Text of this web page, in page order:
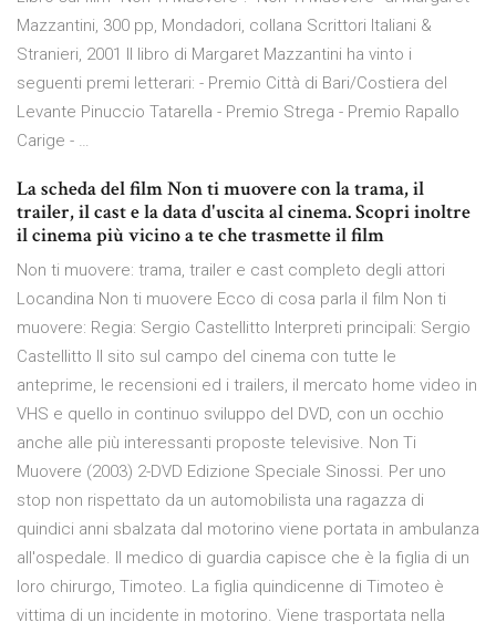
Mazzantini, 300 pp, Mondadori, collana Scrittori Italiani &
Stranieri, 2001 Il libro di Margaret Mazzantini ha vinto i
seguenti premi letterari: - Premio Città di Bari/Costiera del
Levante Pinuccio Tatarella - Premio Strega - Premio Rapallo
Carige - …
La scheda del film Non ti muovere con la trama, il
trailer, il cast e la data d'uscita al cinema. Scopri inoltre
il cinema più vicino a te che trasmette il film
Non ti muovere: trama, trailer e cast completo degli attori
Locandina Non ti muovere Ecco di cosa parla il film Non ti
muovere: Regia: Sergio Castellitto Interpreti principali: Sergio
Castellitto Il sito sul campo del cinema con tutte le
anteprime, le recensioni ed i trailers, il mercato home video in
VHS e quello in continuo sviluppo del DVD, con un occhio
anche alle più interessanti proposte televisive. Non Ti
Muovere (2003) 2-DVD Edizione Speciale Sinossi. Per uno
stop non rispettato da un automobilista una ragazza di
quindici anni sbalzata dal motorino viene portata in ambulanza
all'ospedale. Il medico di guardia capisce che è la figlia di un
loro chirurgo, Timoteo. La figlia quindicenne di Timoteo è
vittima di un incidente in motorino. Viene trasportata nella